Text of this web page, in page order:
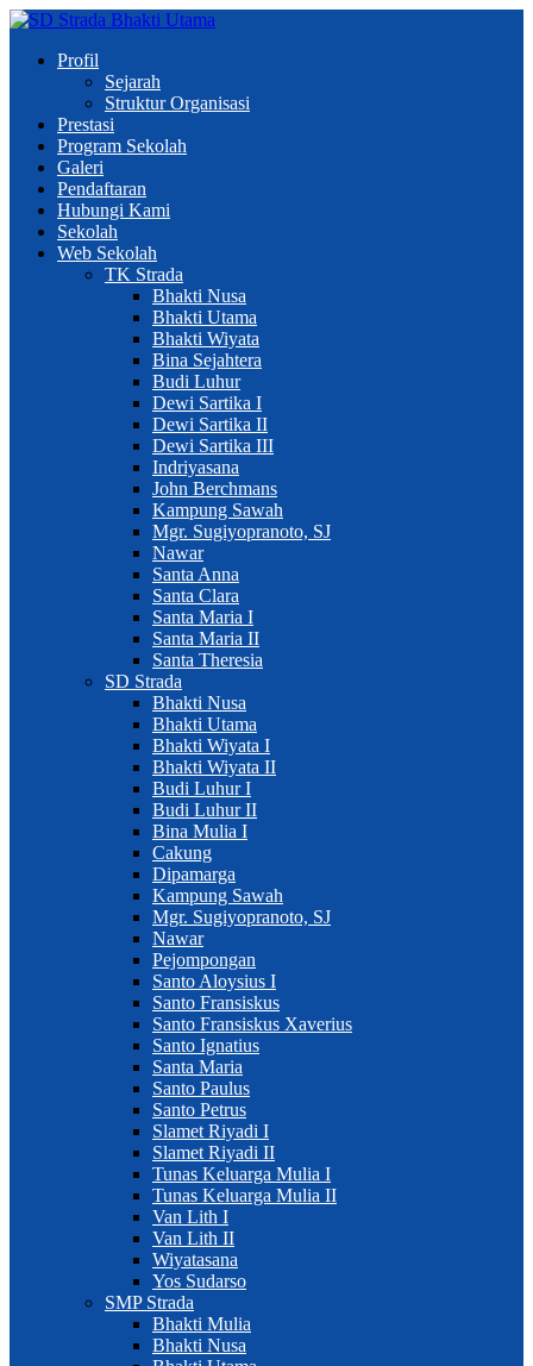
Profil
Sejarah
Struktur Organisasi
Prestasi
Program Sekolah
Galeri
Pendaftaran
Hubungi Kami
Sekolah
Web Sekolah
TK Strada
Bhakti Nusa
Bhakti Utama
Bhakti Wiyata
Bina Sejahtera
Budi Luhur
Dewi Sartika I
Dewi Sartika II
Dewi Sartika III
Indriyasana
John Berchmans
Kampung Sawah
Mgr. Sugiyopranoto, SJ
Nawar
Santa Anna
Santa Clara
Santa Maria I
Santa Maria II
Santa Theresia
SD Strada
Bhakti Nusa
Bhakti Utama
Bhakti Wiyata I
Bhakti Wiyata II
Budi Luhur I
Budi Luhur II
Bina Mulia I
Cakung
Dipamarga
Kampung Sawah
Mgr. Sugiyopranoto, SJ
Nawar
Pejompongan
Santo Aloysius I
Santo Fransiskus
Santo Fransiskus Xaverius
Santo Ignatius
Santa Maria
Santo Paulus
Santo Petrus
Slamet Riyadi I
Slamet Riyadi II
Tunas Keluarga Mulia I
Tunas Keluarga Mulia II
Van Lith I
Van Lith II
Wiyatasana
Yos Sudarso
SMP Strada
Bhakti Mulia
Bhakti Nusa